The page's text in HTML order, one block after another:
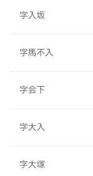
字入坂
字馬不入
字会下
字大入
字大塚